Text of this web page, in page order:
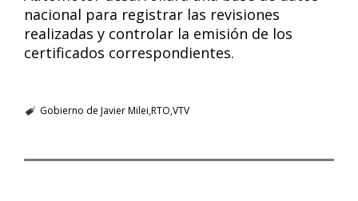
nacional para registrar las revisiones
realizadas y controlar la emisión de los
certificados correspondientes.
Gobierno de Javier Milei RTO VTV